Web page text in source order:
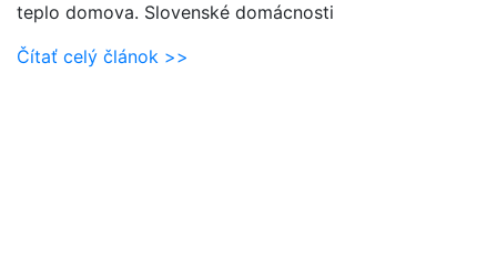
teplo domova. Slovenské domácnosti
Čítať celý článok >>